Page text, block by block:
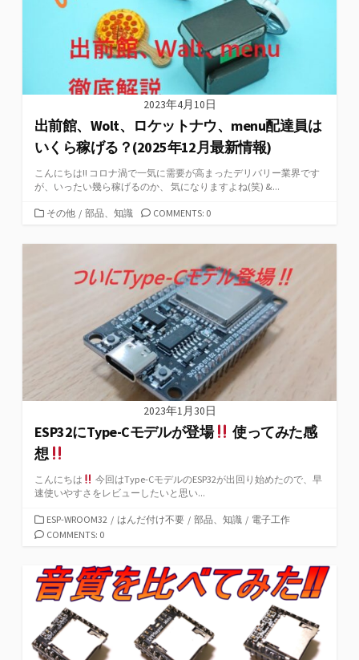
2023年4月10日
出前館、Wolt、ロケットナウ、menu配達員は
いくら稼げる？(2025年12月最新情報)
こんにちは!! コロナ渦で一気に需要が高まったデリバリー業界です
が、いったい幾ら稼げるのか、 気になりますよね(笑) &...
カ
ゴ
その他 / 部品、知識 COMMENTS: 0
2023年1月30日
ESP32にType-Cモデルが登場
使ってみた感
想
こんにちは
今回はType-CモデルのESP32が出回り始めたので、早
速使いやすさをレビューしたいと思い...
カ
テ
ー
ESP-WROOM32 / はんだ付け不要 / 部品、知識 / 電子工作
COMMENTS: 0